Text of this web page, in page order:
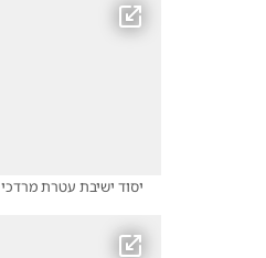
יסוד ישיבת עטרת מרדכי